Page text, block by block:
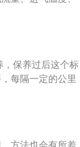
闪烁，闪烁后扳
醒，提醒他们汽
的ECU就不能准
下3点：1、发动
养，再加之不良
来提醒车主。解
油质包括燃油和
半合成和全合成
按提示添加合适
泵故障、油路堵
，保养过后这个标
每隔一定的公里
期是每行驶5000
化过专程属、延